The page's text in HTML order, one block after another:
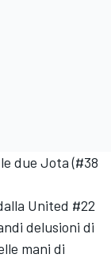
due Jota (#38
United #22
delusioni di
mani di